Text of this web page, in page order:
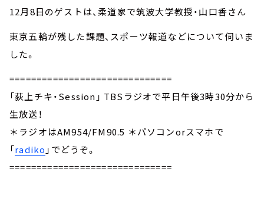
12月8日のゲストは、柔道家で筑波大学教授・山口香さん
東京五輪が残した課題、スポーツ報道などについて伺いま
した。
==============================
「荻上チキ・Session」 TBSラジオで平日午後3時30分から
生放送！
＊ラジオはAM954/FM90.5 ＊パソコンorスマホで
「radiko 」でどうぞ。
==============================